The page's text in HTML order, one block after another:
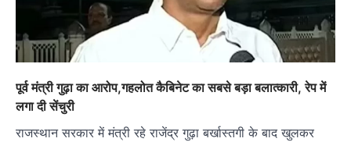
पूर्व मंत्री गुढ़ा का आरोप,गहलोत कैबिनेट का सबसे बड़ा बलात्कारी, रेप में
लगा दी सेंचुरी
राजस्थान सरकार में मंत्री रहे राजेंद्र गुढ़ा बर्खास्तगी के बाद खुलकर